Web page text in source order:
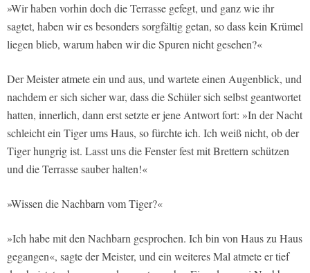
»Wir haben vorhin doch die Terrasse gefegt, und ganz wie ihr
sagtet, haben wir es besonders sorgfältig getan, so dass kein Krümel
liegen blieb, warum haben wir die Spuren nicht gesehen?«
Der Meister atmete ein und aus, und wartete einen Augenblick, und
nachdem er sich sicher war, dass die Schüler sich selbst geantwortet
hatten, innerlich, dann erst setzte er jene Antwort fort: »In der Nacht
schleicht ein Tiger ums Haus, so fürchte ich. Ich weiß nicht, ob der
Tiger hungrig ist. Lasst uns die Fenster fest mit Brettern schützen
und die Terrasse sauber halten!«
»Wissen die Nachbarn vom Tiger?«
»Ich habe mit den Nachbarn gesprochen. Ich bin von Haus zu Haus
gegangen«, sagte der Meister, und ein weiteres Mal atmete er tief